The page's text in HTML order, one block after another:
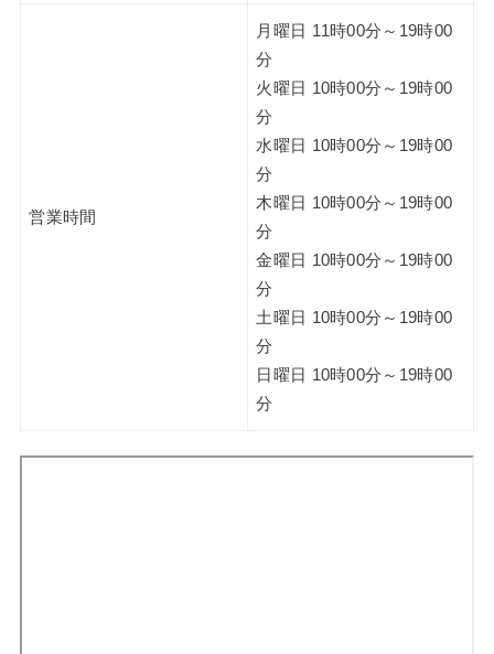
営業時間
月曜日 11時00分～19時00
分
火曜日 10時00分～19時00
分
水曜日 10時00分～19時00
分
木曜日 10時00分～19時00
分
金曜日 10時00分～19時00
分
土曜日 10時00分～19時00
分
日曜日 10時00分～19時00
分